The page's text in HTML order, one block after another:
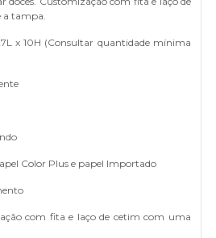
a tampa.
x 10H (Consultar quantidade mínima
Color Plus e papel Importado
com fita e laço de cetim com uma